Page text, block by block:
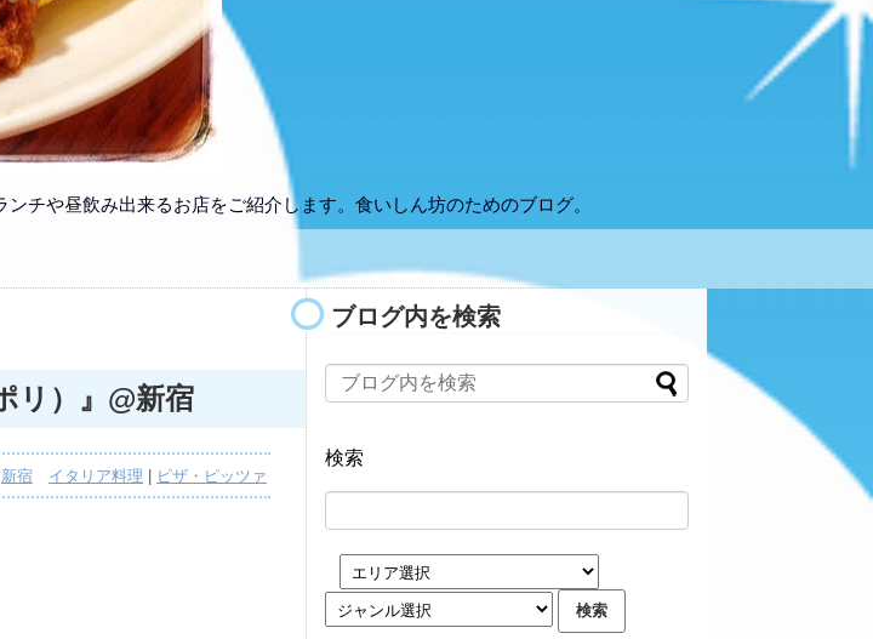
チや昼飲み出来るお店をご紹介します。食いしん坊のためのブログ。
リ）』@新宿
新宿 イタリア料理 ピザ・ピッツァ
ブログ内を検索
検索